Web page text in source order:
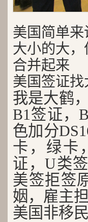
美国简单来
大小的大，
合并起来
美国签证找
我是大鹤
B1签证，
色加分
卡，绿卡
证，U类
美签拒签
姻，雇主
美国非移